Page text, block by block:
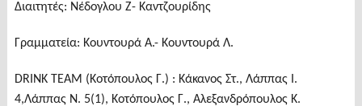
Διαιτητές: Νέδογλου Ζ- Καντζουρίδης
Γραμματεία: Κουντουρά Α.- Κουντουρά Λ.
DRINK TEAM (Κοτόπουλος Γ.) : Κάκανος Στ., Λάππας Ι.
4,Λάππας Ν. 5(1), Κοτόπουλος Γ., Αλεξανδρόπουλος Κ.